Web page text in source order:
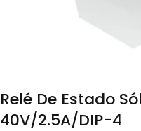
Relé De Estado
40V/2.5A/DIP-4